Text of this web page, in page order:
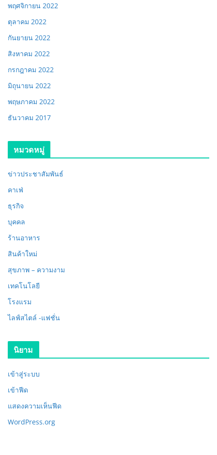
พฤศจิกายน 2022
ตุลาคม 2022
กันยายน 2022
สิงหาคม 2022
กรกฎาคม 2022
มิถุนายน 2022
พฤษภาคม 2022
ธันวาคม 2017
หมวดหมู่
ข่าวประชาสัมพันธ์
คาเฟ่
ธุรกิจ
บุคคล
ร้านอาหาร
สินค้าใหม่
สุขภาพ – ความงาม
เทคโนโลยี
โรงแรม
ไลฟ์สไตล์ -แฟชั่น
นิยาม
เข้าสู่ระบบ
เข้าฟีด
แสดงความเห็นฟีด
WordPress.org